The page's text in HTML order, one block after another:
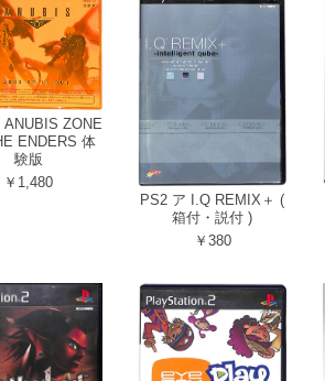
ANUBIS ZONE
ENDERS 体
験版
￥1,480
PS2 ア I.Q REMIX＋ (
箱付・説付 )
￥380